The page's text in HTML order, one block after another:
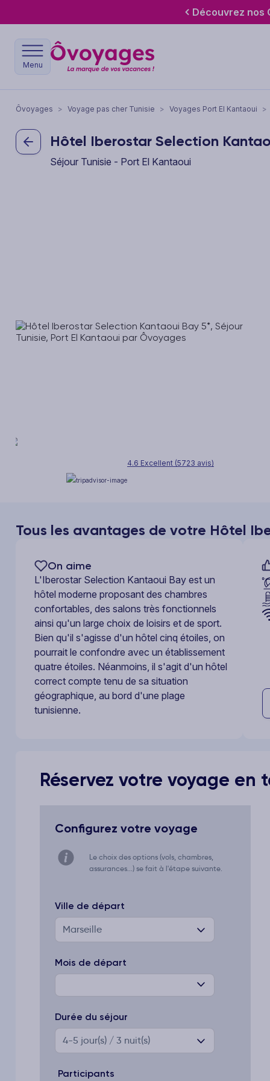
Découvrez nos
Menu
Ôvoyages > Voyage pas cher Tunisie > Voyages Port El Kantaoui >
Hôtel Iberostar Selection
Séjour Tunisie - Port El Kantaoui
4.6 Excellent (5723 avis)
Tous les avantages de votre Hôtel
On aime
L'Iberostar Selection Kantaoui Bay est un
hôtel moderne proposant des chambres
confortables, des salons très fonctionnels
ainsi qu'un large choix de loisirs et de sport.
Bien qu'il s'agisse d'un hôtel cinq étoiles, on
pourrait le confondre avec un établissement
quatre étoiles. Néanmoins, il s'agit d'un hôtel
correct compte tenu de sa situation
géographique, au bord d'une plage
tunisienne.
Réservez votre voyage
Configurez votre voyage
Le choix des options (vols, chambres,
assurances...) se fait à l'étape suivante.
Ville de départ
Marseille
Mois de départ
Durée du séjour
4-5 jour(s) / 3 nuit(s)
Participants